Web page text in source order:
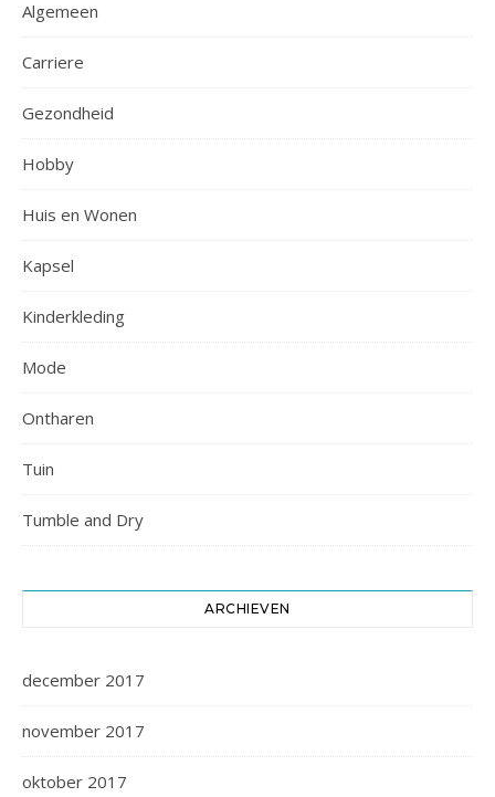
Algemeen
Carriere
Gezondheid
Hobby
Huis en Wonen
Kapsel
Kinderkleding
Mode
Ontharen
Tuin
Tumble and Dry
ARCHIEVEN
december 2017
november 2017
oktober 2017